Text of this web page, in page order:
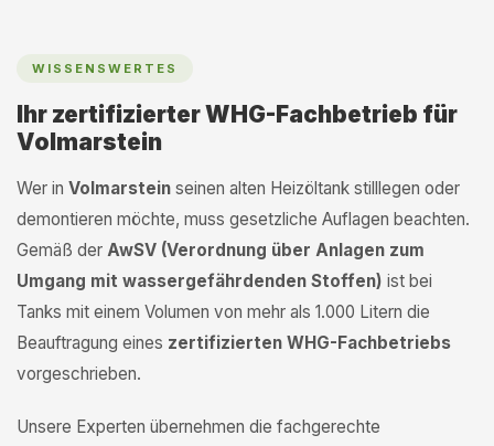
WISSENSWERTES
Ihr zertifizierter WHG-Fachbetrieb für
Volmarstein
Wer in Volmarstein seinen alten Heizöltank stilllegen oder
demontieren möchte, muss gesetzliche Auflagen beachten.
Gemäß der AwSV (Verordnung über Anlagen zum
Umgang mit wassergefährdenden Stoffen) ist bei
Tanks mit einem Volumen von mehr als 1.000 Litern die
Beauftragung eines zertifizierten WHG-Fachbetriebs
vorgeschrieben.
Unsere Experten übernehmen die fachgerechte